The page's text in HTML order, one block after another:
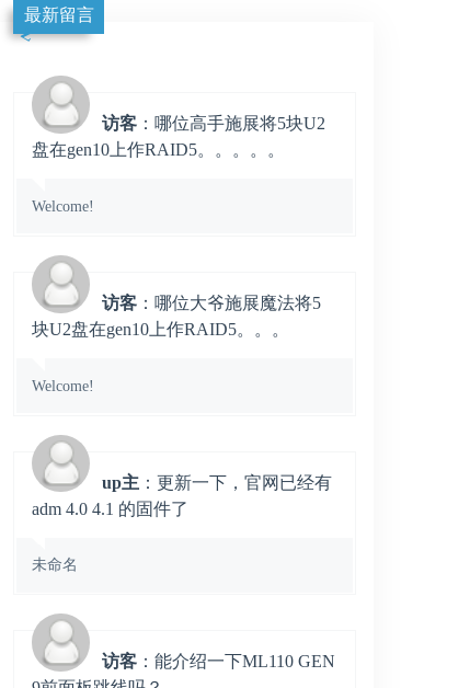
最新留言
访客 ：哪位高手施展将5块U2
盘在gen10上作RAID5。。。。。
Welcome!
访客 ：哪位大爷施展魔法将5
块U2盘在gen10上作RAID5。。。
Welcome!
up主 ：更新一下，官网已经有
adm 4.0 4.1 的固件了
未命名
访客 ：能介绍一下ML110 GEN